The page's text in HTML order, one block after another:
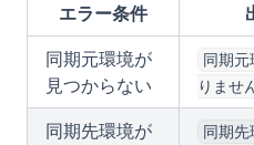
エラー条件
同期元環境が
見つからない
同期
りませ
同期先環境が
同期